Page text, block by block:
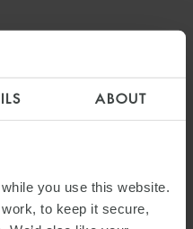
ABOUT
you use this website.
to keep it secure,